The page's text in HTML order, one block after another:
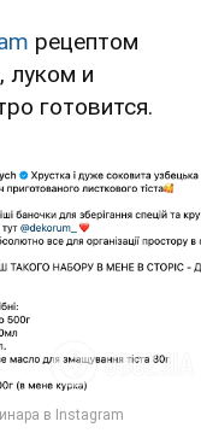
рецептом
луком и
готовится.